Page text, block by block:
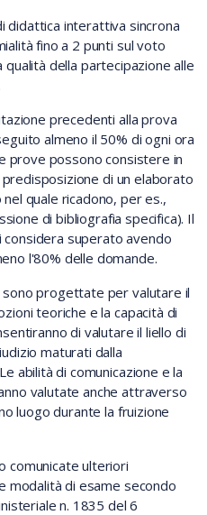
didattica interattiva sincrona
fino a 2 punti sul voto
della partecipazione alle
precedenti alla prova
almeno il 50% di ogni ora
prove possono consistere in
di un elaborato
quale ricadono, per es.,
di bibliografia specifica). Il
superato avendo
l'80% delle domande.
progettate per valutare il
teoriche e la capacità di
di valutare il liello di
maturati dalla
abilità di comunicazione e la
valutate anche attraverso
luogo durante la fruizione
comunicate ulteriori
modalità di esame secondo
n. 1835 del 6